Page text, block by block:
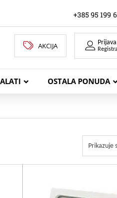
+385 95 199
AKCIJA Prijava
ALATI OSTALA PONUDA
MREŽNI LAN KABELI
KOAKSIJALNI KABELI
Prikazuje